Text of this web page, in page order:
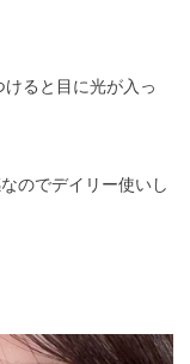
ると目に光が入っ
のでデイリー使いし